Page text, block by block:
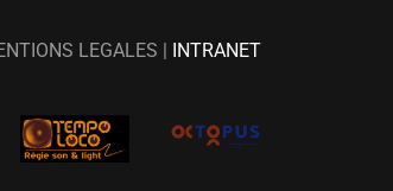
LEGALES | INTRANET